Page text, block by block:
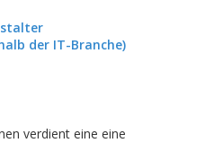
der IT-Branche)
verdient eine eine